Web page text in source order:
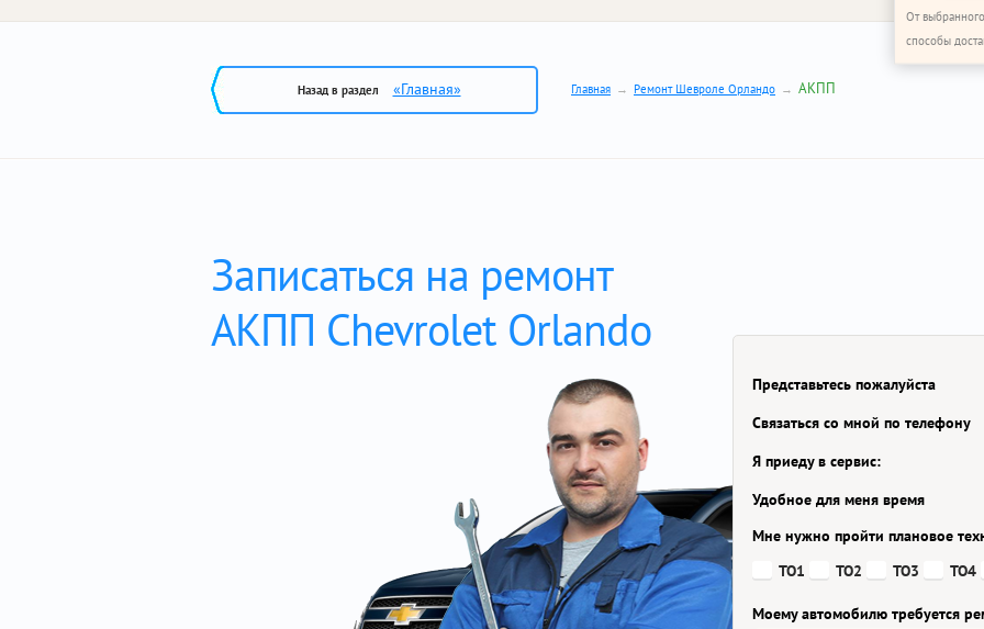
От
способы
Назад в раздел «Главная» Главная Ремонт Шевроле Орландо АКПП
Записаться на ремонт
АКПП Chevrolet Orlando
Представьтесь пожалуйста
Связаться со мной по телефону
Я приеду в сервис:
Удобное для меня время
Мне нужно пройти плановое
ТО1
ТО2 ТО3 ТО4
Моему автомобилю требуется